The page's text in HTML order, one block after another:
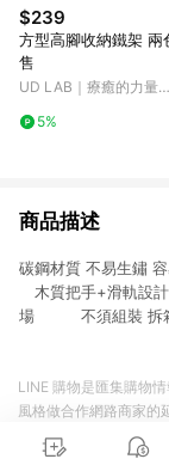
$239
方型高腳收納鐵架 兩
售
UD LAB｜療癒的力量，
5%
商品描述
碳鋼材質 不易生
木質把手+滑軌設
場 不須組裝 拆箱
LINE 購物是匯集購物
風格做合作網路商家的
商品至各合作網路商